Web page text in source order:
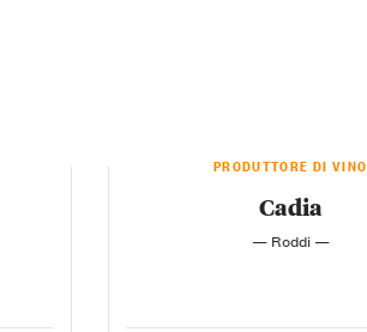
PRODUTTORE DI VINO
Cadia
— Roddi —